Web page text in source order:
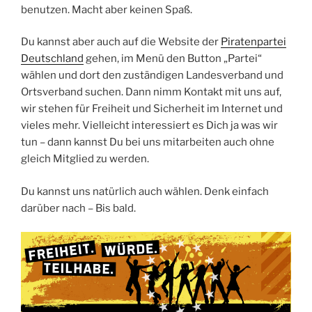
benutzen. Macht aber keinen Spaß.
Du kannst aber auch auf die Website der Piratenpartei
Deutschland gehen, im Menü den Button „Partei“
wählen und dort den zuständigen Landesverband und
Ortsverband suchen. Dann nimm Kontakt mit uns auf,
wir stehen für Freiheit und Sicherheit im Internet und
vieles mehr. Vielleicht interessiert es Dich ja was wir
tun – dann kannst Du bei uns mitarbeiten auch ohne
gleich Mitglied zu werden.
Du kannst uns natürlich auch wählen. Denk einfach
darüber nach – Bis bald.